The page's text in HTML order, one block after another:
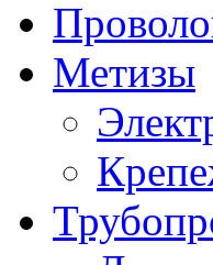
Метизы